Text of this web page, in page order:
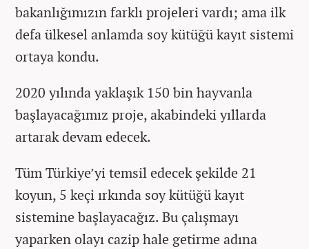
bakanlığımızın farklı projeleri vardı; ama ilk
defa ülkesel anlamda soy kütüğü kayıt sistemi
ortaya kondu.
2020 yılında yaklaşık 150 bin hayvanla
başlayacağımız proje, akabindeki yıllarda
artarak devam edecek.
Tüm Türkiye’yi temsil edecek şekilde 21
koyun, 5 keçi ırkında soy kütüğü kayıt
sistemine başlayacağız. Bu çalışmayı
yaparken olayı cazip hale getirme adına